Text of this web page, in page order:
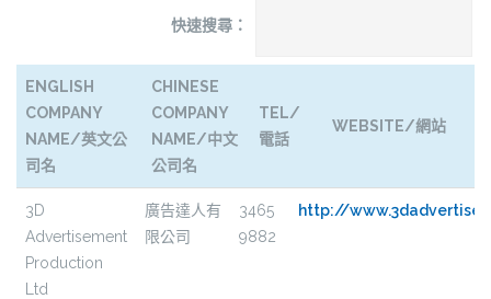
快速搜尋：
ENGLISH
COMPANY
NAME/英文公
司名
CHINESE
COMPANY
NAME/中文
公司名
TEL/
電話
WEBSITE/網站
ENGLISH
COMPANY
NAME/英文公
司名
CHINESE
COMPANY
TEL/
電話
WEBSITE/網站
3D
Advertisement
Production
Ltd
廣告達人有
限公司
3465
9882
http://